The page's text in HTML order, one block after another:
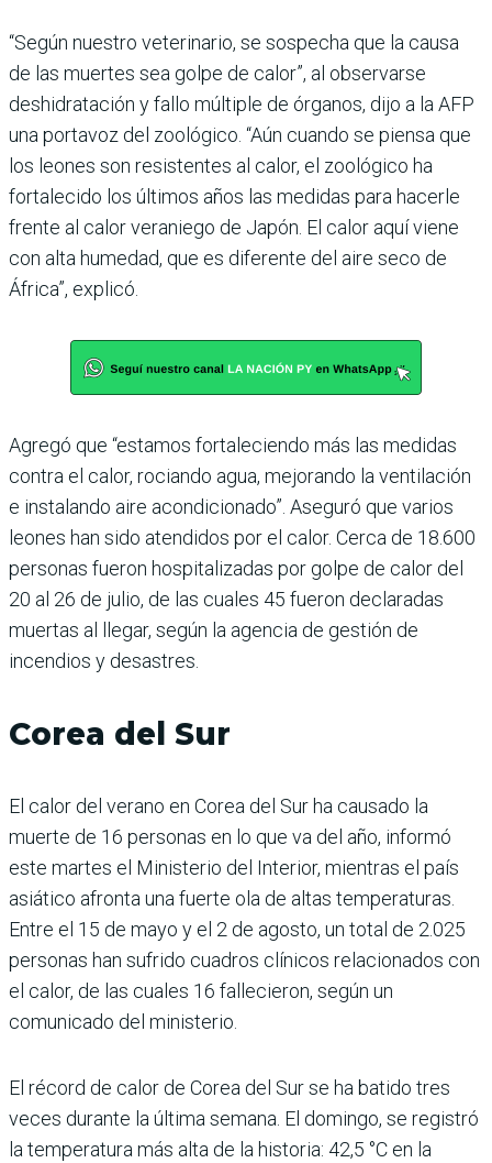
“Según nuestro veterinario, se sospecha que la causa
de las muertes sea golpe de calor”, al observarse
deshidratación y fallo múltiple de órganos, dijo a la AFP
una portavoz del zoológico. “Aún cuando se piensa que
los leones son resistentes al calor, el zoológico ha
fortalecido los últimos años las medidas para hacerle
frente al calor veraniego de Japón. El calor aquí viene
con alta humedad, que es diferente del aire seco de
África”, explicó.
Agregó que “estamos fortaleciendo más las medidas
contra el calor, rociando agua, mejorando la ventilación
e instalando aire acondicionado”. Aseguró que varios
leones han sido atendidos por el calor. Cerca de 18.600
personas fueron hospitalizadas por golpe de calor del
20 al 26 de julio, de las cuales 45 fueron declaradas
muertas al llegar, según la agencia de gestión de
incendios y desastres.
Corea del Sur
El calor del verano en Corea del Sur ha causado la
muerte de 16 personas en lo que va del año, informó
este martes el Ministerio del Interior, mientras el país
asiático afronta una fuerte ola de altas temperaturas.
Entre el 15 de mayo y el 2 de agosto, un total de 2.025
personas han sufrido cuadros clínicos relacionados con
el calor, de las cuales 16 fallecieron, según un
comunicado del ministerio.
El récord de calor de Corea del Sur se ha batido tres
veces durante la última semana. El domingo, se registró
la temperatura más alta de la historia: 42,5 °C en la